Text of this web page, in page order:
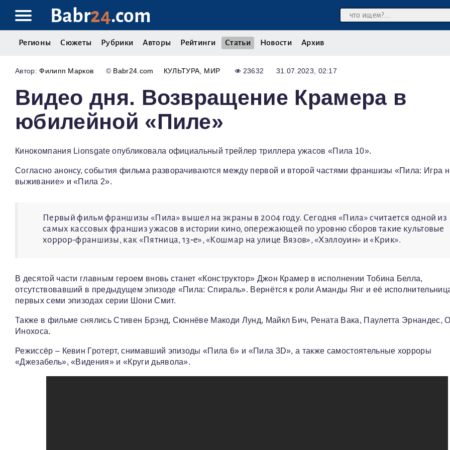
Babr24.com
Регионы Сюжеты Рубрики Авторы Рейтинги Статьи Новости Архив
Филипп Марков © Babr24.com КУЛЬТУРА МИР 23632 31.07.2023, 02:17
Видео дня. Возвращение Крамера в
юбилейной «Пиле»
Кинокомпания Lionsgate опубликовала официальный трейлер триллера ужасов «Пила 10».
Согласно анонсу, события фильма разворачиваются между первой и второй частями франшизы «Пила: Игра
выживание» и «Пила 2».
Первый фильм франшизы «Пила» вышел на экраны в 2004 году. Сегодня «Пила» считается одной из
самых кассовых франшиз ужасов в истории кино, опережающей по уровню сборов такие культовые
хоррор-франшизы, как «Пятница, 13‑е», «Кошмар на улице Вязов», «Хэллоуин» и «Крик».
В десятой части главным героем вновь станет «Конструктор» Джон Крамер в исполнении Тобина Белла,
отсутствовавший в предыдущем эпизоде «Пила: Спираль». Вернётся к роли Аманды Янг и её
первых семи эпизодах серии Шони Смит.
Также в фильме снялись Стивен Брэнд, Сюннёве Макоди Лунд, Майкл Бич, Рената Вака, Паулетта Эрнандес,
Инохоса.
Режиссёр – Кевин Гротерт, снимавший эпизоды «Пила 6» и «Пила 3D», а также самостоятельные хорроры
«Джезабель», «Видения» и «Круги дьявола».